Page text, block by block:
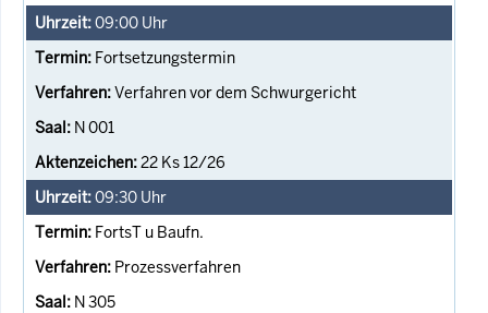
09:00 Uhr
Fortsetzungstermin
Verfahren vor dem Schwurgericht
N 001
22 Ks 12/26
09:30 Uhr
FortsT u Baufn.
Prozessverfahren
N 305